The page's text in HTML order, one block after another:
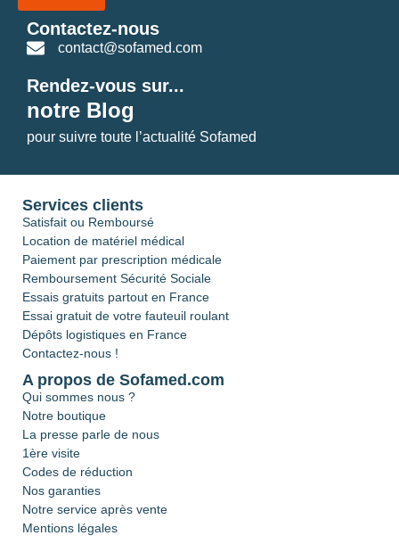
Contactez-nous
contact@sofamed.com
Rendez-vous sur...
notre Blog
pour suivre toute l’actualité Sofamed
Services clients
Satisfait ou Remboursé
Location de matériel médical
Paiement par prescription médicale
Remboursement Sécurité Sociale
Essais gratuits partout en France
Essai gratuit de votre fauteuil roulant
Dépôts logistiques en France
Contactez-nous !
A propos de Sofamed.com
Qui sommes nous ?
Notre boutique
La presse parle de nous
1ère visite
Codes de réduction
Nos garanties
Notre service après vente
Mentions légales